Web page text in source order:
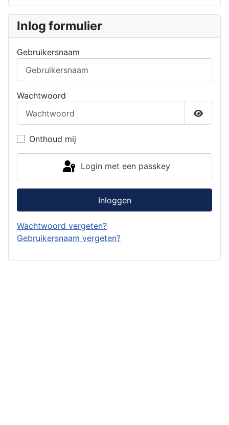
Inlog formulier
Gebruikersnaam
Wachtwoord
Toon
Onthoud mij
Login met een passkey
Inloggen
Wachtwoord vergeten?
Gebruikersnaam vergeten?